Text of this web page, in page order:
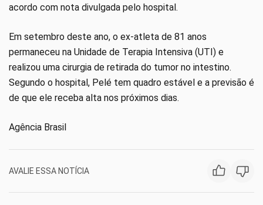
acordo com nota divulgada pelo hospital.
Em setembro deste ano, o ex-atleta de 81 anos
permaneceu na Unidade de Terapia Intensiva (UTI) e
realizou uma cirurgia de retirada do tumor no intestino.
Segundo o hospital, Pelé tem quadro estável e a previsão é
de que ele receba alta nos próximos dias.
Agência Brasil
AVALIE ESSA NOTÍCIA